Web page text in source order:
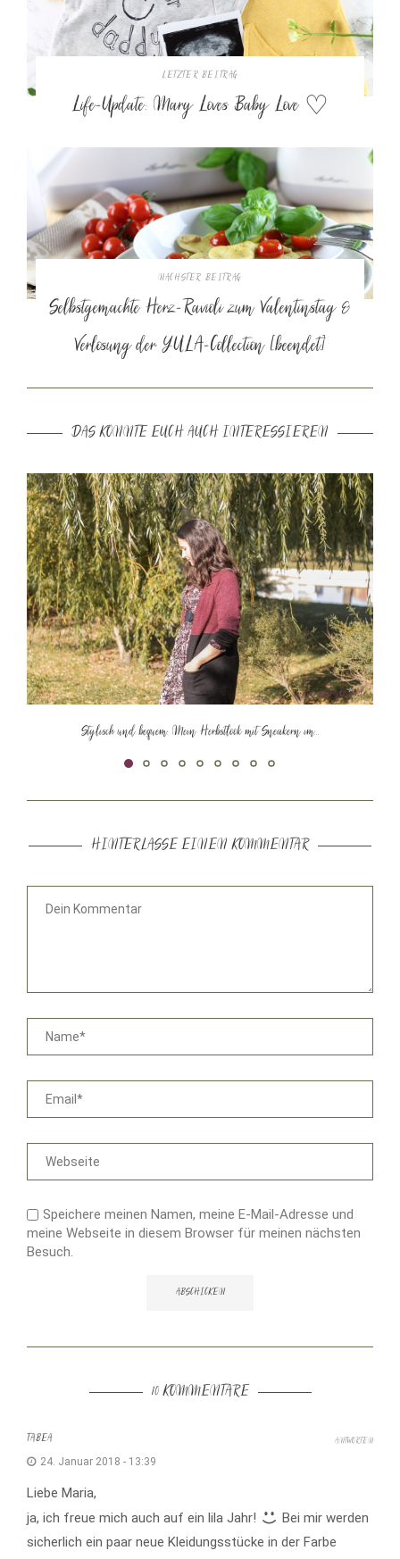
LETZTER BEITRAG
Life-Update: Mary Loves Baby Love ♡
NÄCHSTER BEITRAG
Selbstgemachte Herz-Ravioli zum Valentinstag &
Verlosung der YULA-Collection [beendet]
DAS KÖNNTE EUCH AUCH INTERESSIEREN
Stylisch und bequem: Mein Herbstlook mit Sneakern im...
HINTERLASSE EINEN KOMMENTAR
Speichere meinen Namen, meine E-Mail-Adresse und
meine Webseite in diesem Browser für meinen nächsten
Besuch.
10 KOMMENTARE
TABEA
24. Januar 2018 - 13:39
Liebe Maria,
ja, ich freue mich auch auf ein lila Jahr!
Bei mir werden
sicherlich ein paar neue Kleidungsstücke in der Farbe
ANTWORTEN